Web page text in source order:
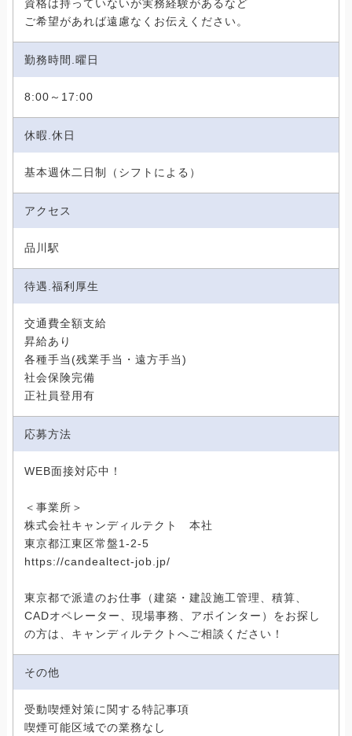
資格は持っていないが実務経験があるなど
ご希望があれば遠慮なくお伝えください。
勤務時間.曜日
8:00～17:00
休暇.休日
基本週休二日制（シフトによる）
アクセス
品川駅
待遇.福利厚生
交通費全額支給
昇給あり
各種手当(残業手当・遠方手当)
社会保険完備
正社員登用有
応募方法
WEB面接対応中！
＜事業所＞
株式会社キャンディルテクト 本社
東京都江東区常盤1-2-5
https://candealtect-job.jp/
東京都で派遣のお仕事（建築・建設施工管理、積算、
CADオペレーター、現場事務、アポインター）をお探し
の方は、キャンディルテクトへご相談ください！
その他
受動喫煙対策に関する特記事項
喫煙可能区域での業務なし